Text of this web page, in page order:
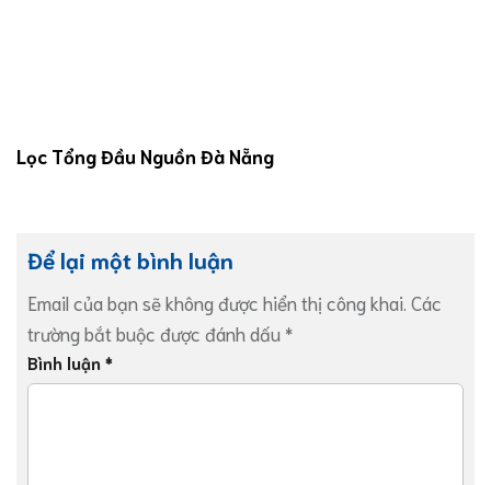
Lọc Tổng Đầu Nguồn Đà Nẵng
Để lại một bình luận
Email của bạn sẽ không được hiển thị công khai. Các
trường bắt buộc được đánh dấu *
Bình luận *